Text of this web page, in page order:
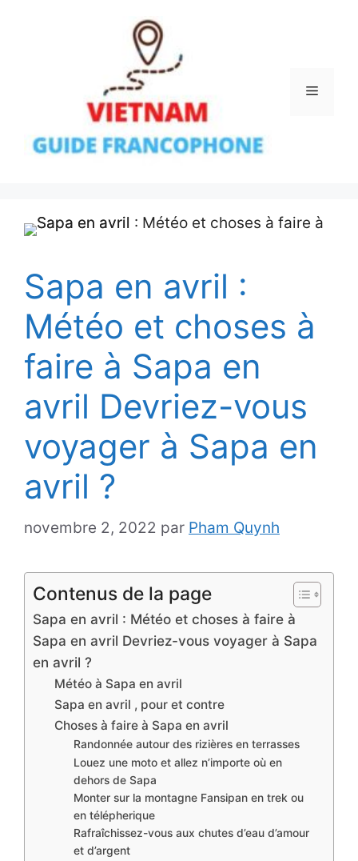
Menu
Sapa en avril :
Météo et choses à
faire à Sapa en
avril Devriez-vous
voyager à Sapa en
avril ?
novembre 2, 2022 par Pham Quynh
Contenus de la page
Sapa en avril : Météo et choses à faire à
Sapa en avril Devriez-vous voyager à Sapa
en avril ?
Météo à Sapa en avril
Sapa en avril , pour et contre
Choses à faire à Sapa en avril
Randonnée autour des rizières en terrasses
Louez une moto et allez n’importe où en
dehors de Sapa
Monter sur la montagne Fansipan en trek ou
en télépherique
Rafraîchissez-vous aux chutes d’eau d’amour
et d’argent